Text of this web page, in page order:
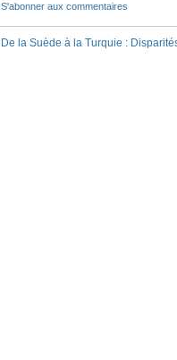
S'abonner aux commentaires
De la Suède à la Turquie :